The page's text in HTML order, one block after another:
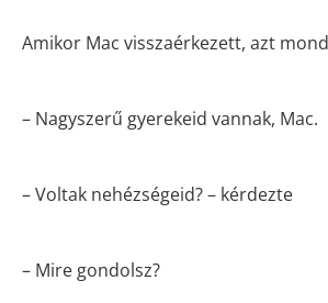
Amikor Mac visszaérkezett, azt
– Nagyszerű gyerekeid vannak, Mac.
– Voltak nehézségeid? – kérdezte
– Mire gondolsz?